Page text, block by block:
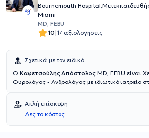
Bournemouth
Miami
MD, FEBU
10|17 αξιολογήσεις
Σχετικά με τον ειδικό
Ο Καφετσούλης Απόστολος MD, FEBU είναι
Ουρολόγος - Ανδρολόγος με ιδιωτικό ιατρείο
Γενικού Νοσοκομείου Ιωαννίνων. Το 2005 έλαβε
υποτροφία στην Ιατρική Σχολή Miller του
ασχολούμενος με το αντικείμενο της
Νευροουρολογίας.Μετά το πέρας της
Απλή επίσκεψη
Δες το κόστος